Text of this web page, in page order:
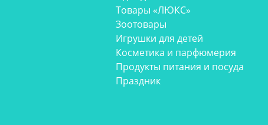
Товары «ЛЮКС»
Зоотовары
Игрушки для детей
Косметика и парфюмерия
Продукты питания и посуда
Праздник